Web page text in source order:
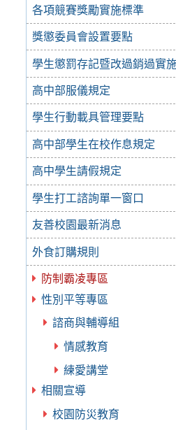
各項競賽獎勵實施標準
獎懲委員會設置要點
學生懲罰存記暨改過銷過實
高中部服儀規定
學生行動載具管理要點
高中部學生在校作息規定
高中學生請假規定
學生打工諮詢單一窗口
友善校園最新消息
外食訂購規則
防制霸凌專區
性別平等專區
諮商與輔導組
情感教育
練愛講堂
相關宣導
校園防災教育